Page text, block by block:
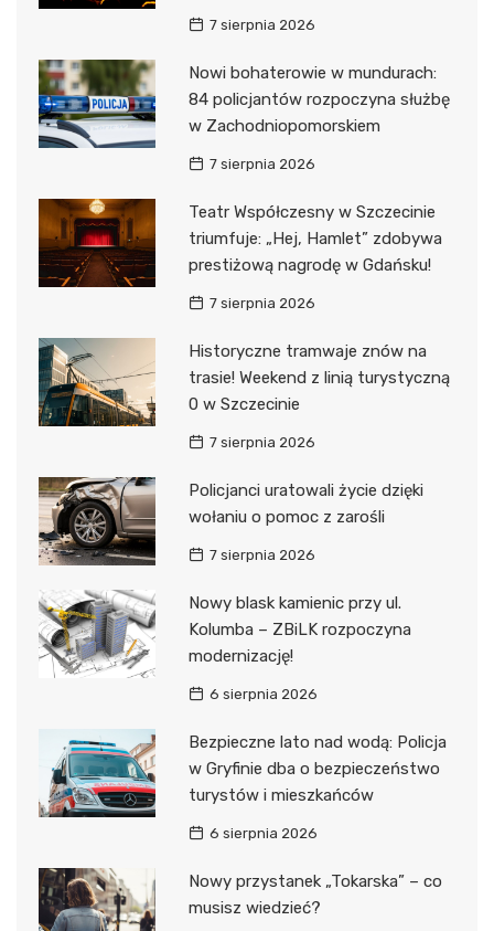
7 sierpnia 2026
Nowi bohaterowie w mundurach:
84 policjantów rozpoczyna służbę
w Zachodniopomorskiem
7 sierpnia 2026
Teatr Współczesny w Szczecinie
triumfuje: „Hej, Hamlet” zdobywa
prestiżową nagrodę w Gdańsku!
7 sierpnia 2026
Historyczne tramwaje znów na
trasie! Weekend z linią turystyczną
0 w Szczecinie
7 sierpnia 2026
Policjanci uratowali życie dzięki
wołaniu o pomoc z zarośli
7 sierpnia 2026
Nowy blask kamienic przy ul.
Kolumba – ZBiLK rozpoczyna
modernizację!
6 sierpnia 2026
Bezpieczne lato nad wodą: Policja
w Gryfinie dba o bezpieczeństwo
turystów i mieszkańców
6 sierpnia 2026
Nowy przystanek „Tokarska” – co
musisz wiedzieć?